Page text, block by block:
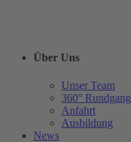
Über Uns
Unser Team
360° Rundgang
Anfahrt
Ausbildung
News